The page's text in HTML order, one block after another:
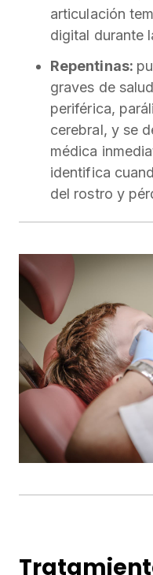
articulación
digital durante
Repentinas:
graves de
periférica,
cerebral, y se
médica
identifica
del rostro y